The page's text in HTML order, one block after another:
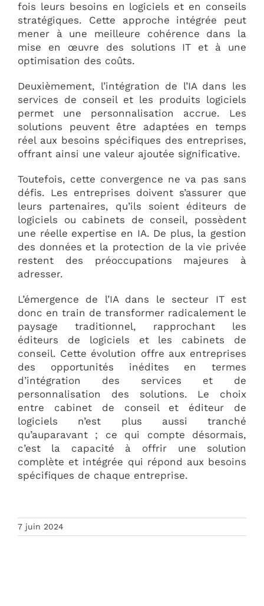
fois leurs besoins en logiciels et en conseils
stratégiques. Cette approche intégrée peut
mener à une meilleure cohérence dans la
mise en œuvre des solutions IT et à une
optimisation des coûts.
Deuxièmement, l’intégration de l’IA dans les
services de conseil et les produits logiciels
permet une personnalisation accrue. Les
solutions peuvent être adaptées en temps
réel aux besoins spécifiques des entreprises,
offrant ainsi une valeur ajoutée significative.
Toutefois, cette convergence ne va pas sans
défis. Les entreprises doivent s’assurer que
leurs partenaires, qu’ils soient éditeurs de
logiciels ou cabinets de conseil, possèdent
une réelle expertise en IA. De plus, la gestion
des données et la protection de la vie privée
restent des préoccupations majeures à
adresser.
L’émergence de l’IA dans le secteur IT est
donc en train de transformer radicalement le
paysage traditionnel, rapprochant les
éditeurs de logiciels et les cabinets de
conseil. Cette évolution offre aux entreprises
des opportunités inédites en termes
d’intégration des services et de
personnalisation des solutions. Le choix
entre cabinet de conseil et éditeur de
logiciels n’est plus aussi tranché
qu’auparavant ; ce qui compte désormais,
c’est la capacité à offrir une solution
complète et intégrée qui répond aux besoins
spécifiques de chaque entreprise.
7 juin 2024